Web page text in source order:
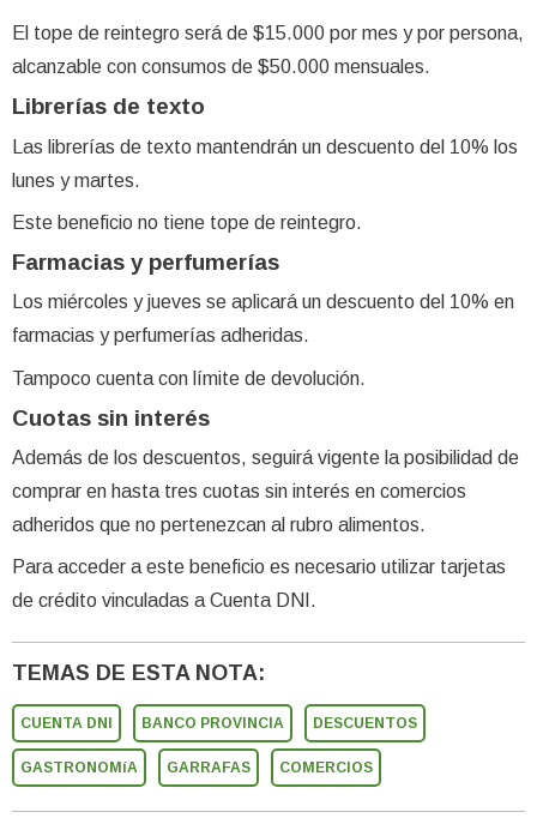
El tope de reintegro será de $15.000 por mes y por persona,
alcanzable con consumos de $50.000 mensuales.
Librerías de texto
Las librerías de texto mantendrán un descuento del 10% los
lunes y martes.
Este beneficio no tiene tope de reintegro.
Farmacias y perfumerías
Los miércoles y jueves se aplicará un descuento del 10% en
farmacias y perfumerías adheridas.
Tampoco cuenta con límite de devolución.
Cuotas sin interés
Además de los descuentos, seguirá vigente la posibilidad de
comprar en hasta tres cuotas sin interés en comercios
adheridos que no pertenezcan al rubro alimentos.
Para acceder a este beneficio es necesario utilizar tarjetas
de crédito vinculadas a Cuenta DNI.
TEMAS DE ESTA NOTA:
CUENTA DNI BANCO PROVINCIA DESCUENTOS
GASTRONOMíA GARRAFAS COMERCIOS